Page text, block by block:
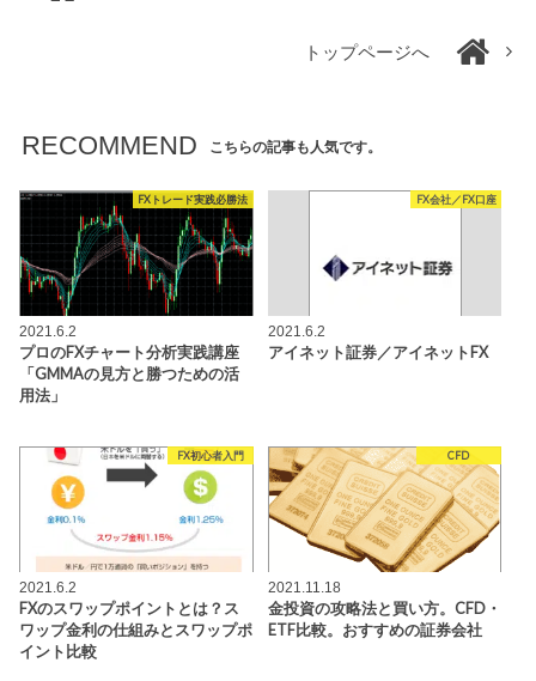
トップページへ
RECOMMEND こちらの記事も人気です。
FXトレード実践必勝法
2021.6.2
プロのFXチャート分析実践講座
「GMMAの見方と勝つための活
用法」
FX会社／FX口座
2021.6.2
アイネット証券／アイネットFX
FX初心者入門
2021.6.2
FXのスワップポイントとは？ス
ワップ金利の仕組みとスワップポ
イント比較
CFD
2021.11.18
金投資の攻略法と買い方。CFD・
ETF比較。おすすめの証券会社